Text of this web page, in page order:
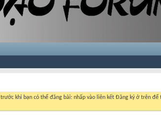
trước khi bạn có thể đăng bài: nhấp vào liên kết Đăng ký ở trên